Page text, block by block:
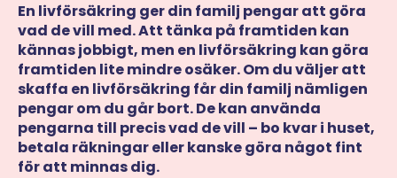
En livförsäkring ger din familj pengar att göra
vad de vill med. Att tänka på framtiden kan
kännas jobbigt, men en livförsäkring kan göra
framtiden lite mindre osäker. Om du väljer att
skaffa en livförsäkring får din familj nämligen
pengar om du går bort. De kan använda
pengarna till precis vad de vill – bo kvar i huset,
betala räkningar eller kanske göra något fint
för att minnas dig.